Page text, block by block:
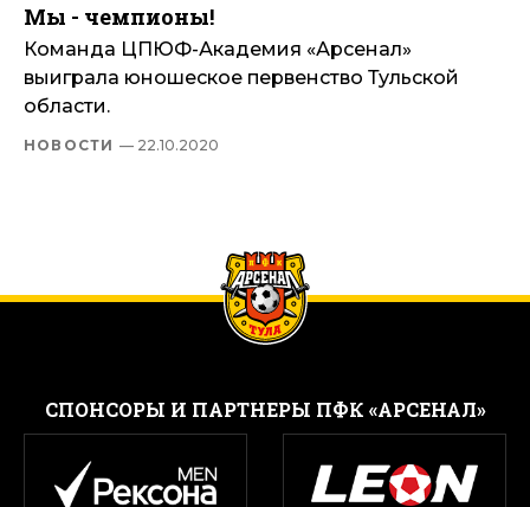
Мы - чемпионы!
Команда ЦПЮФ-Академия «Арсенал»
выиграла юношеское первенство Тульской
области.
НОВОСТИ — 22.10.2020
CПОНСОРЫ И ПАРТНЕРЫ ПФК «АРСЕНАЛ»